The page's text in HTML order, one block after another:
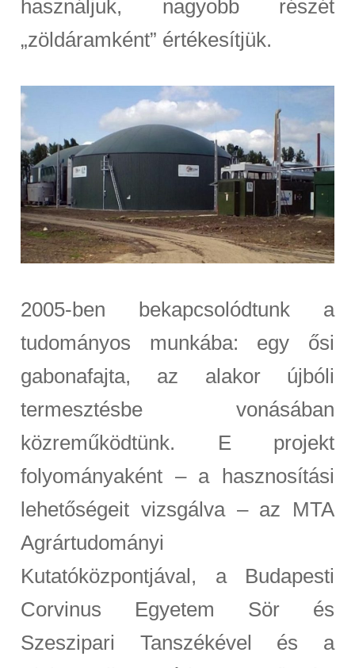
használjuk, nagyobb részét
„zöldáramként” értékesítjük.
2005-ben bekapcsolódtunk a
tudományos munkába: egy ősi
gabonafajta, az alakor újbóli
termesztésbe vonásában
közreműködtünk. E projekt
folyományaként – a hasznosítási
lehetőségeit vizsgálva – az MTA
Agrártudományi
Kutatóközpontjával, a Budapesti
Corvinus Egyetem Sör és
Szeszipari Tanszékével és a